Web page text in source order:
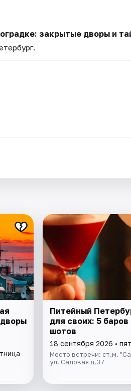
закрытые дворы и
Питейный
для своих: 5 баров
шотов
18 сентября 2026 •
Место встречи: ст.м.
ул. Садовая д.37